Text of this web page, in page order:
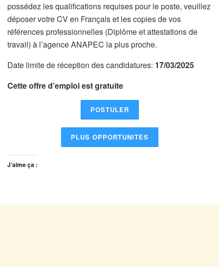
possédez les qualifications requises pour le poste, veuillez
déposer votre CV en Français et les copies de vos
références professionnelles (Diplôme et attestations de
travail) à l’agence ANAPEC la plus proche.
Date limite de réception des candidatures: 17/03/2025
Cette offre d’emploi est gratuite
POSTULER
PLUS OPPORTUNITES
J’aime ça :